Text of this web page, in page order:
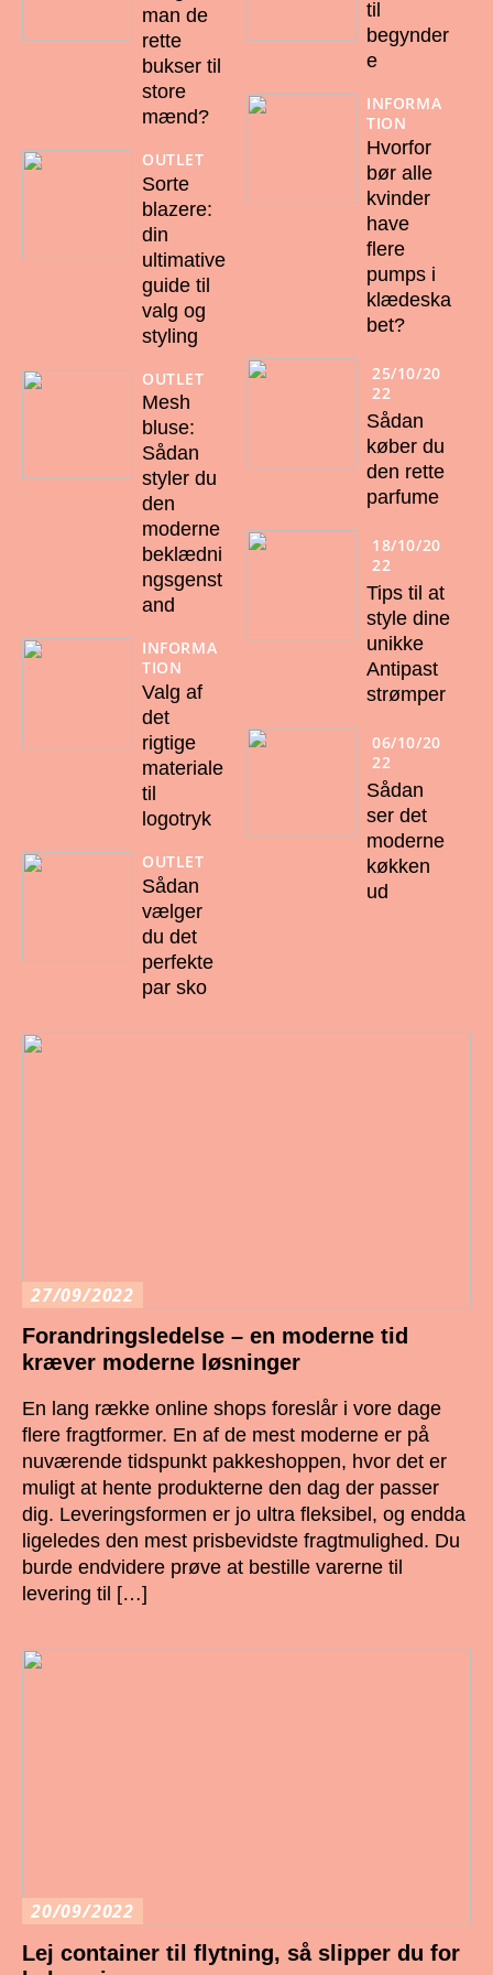
man de
rette
bukser til
store
mænd?
OUTLET
Sorte
blazere:
din
ultimative
guide til
valg og
styling
OUTLET
Mesh
bluse:
Sådan
styler du
den
moderne
beklædni
ngsgenst
and
INFORMA
TION
Valg af
det
rigtige
materiale
til
logotryk
OUTLET
Sådan
vælger
du det
perfekte
par sko
til
begynder
e
INFORMA
TION
Hvorfor
bør alle
kvinder
have
flere
pumps i
klædeska
bet?
25/10/20
22
Sådan
køber du
den rette
parfume
18/10/20
22
Tips til at
style dine
unikke
Antipast
strømper
06/10/20
22
Sådan
ser det
moderne
køkken
ud
27/09/2022
Forandringsledelse – en moderne tid
kræver moderne løsninger
En lang række online shops foreslår i vore dage
flere fragtformer. En af de mest moderne er på
nuværende tidspunkt pakkeshoppen, hvor det er
muligt at hente produkterne den dag der passer
dig. Leveringsformen er jo ultra fleksibel, og endda
ligeledes den mest prisbevidste fragtmulighed. Du
burde endvidere prøve at bestille varerne til
levering til […]
20/09/2022
Lej container til flytning, så slipper du for